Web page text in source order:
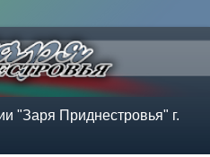
"Заря Приднестровья" г.